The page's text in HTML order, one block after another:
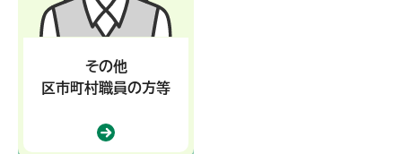
その他
区市町村職員の方等